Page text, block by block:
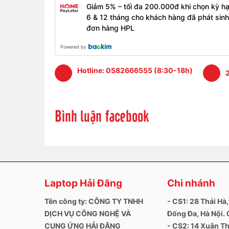
nó. Nó cũng phản hồi tốt ở các góc. Chuột trái
Cổng kết nối trên Laptop Dell
Inspiron3501 có ba cổng USB-A (2x USB 3.2
kiện tối ưu cho phép tốc độ truyền tải tối đa là
Cạnh trái: Nguồn điện, HDMI, Gigabit Ethernet,
Giảm 5% – tối đa 200.000đ khi chọn kỳ
6 & 12 tháng cho khách hàng đã phát sinh
đơn hàng HPL
Powered by
Hotline:0582666555 (8:30-18h)
Bình luận facebook
Laptop Hải Đăng
Tên công ty: CÔNG TY TNHH
DỊCH VỤ CÔNG NGHỆ VÀ
CUNG ỨNG HẢI ĐĂNG
Chi nhánh
- CS1: 28 Thái
Đống Đa, Hà
- CS2: 14 Xuân